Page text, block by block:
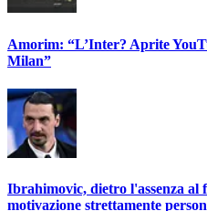
Amorim: “L’Inter? Aprite
Milan”
Ibrahimovic, dietro l'assenza al
motivazione strettamente